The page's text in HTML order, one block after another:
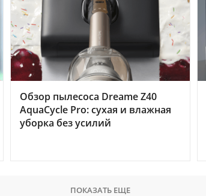
Обзор пылесоса Dreame Z40
AquaCycle Pro: сухая и влажная
уборка без усилий
ПОКАЗАТЬ ЕЩЕ